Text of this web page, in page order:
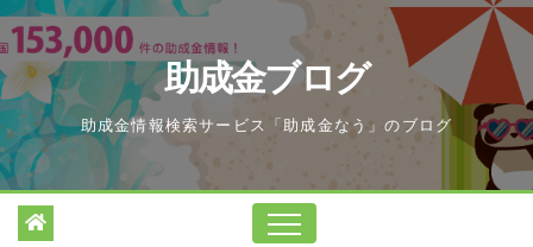
Skip
to
content
助成金ブログ
助成金情報検索サービス「助成金なう」のブログ